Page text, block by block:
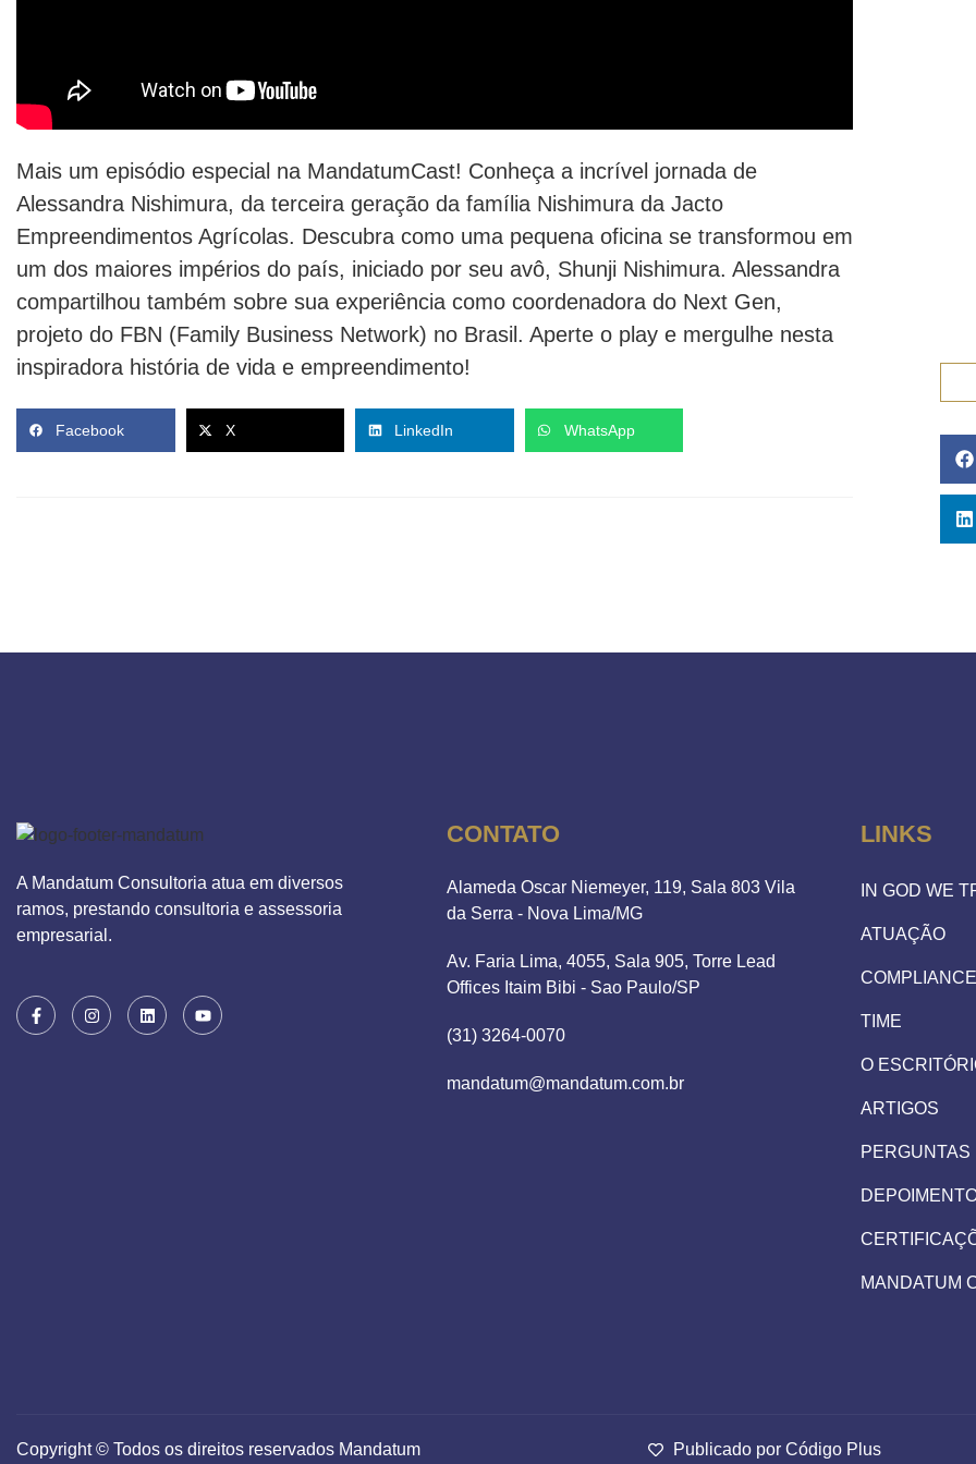
Mais um episódio especial na MandatumCast! Conheça a incrível jornada de
Alessandra Nishimura, da terceira geração da família Nishimura da Jacto
Empreendimentos Agrícolas. Descubra como uma pequena oficina se transformou em
um dos maiores impérios do país, iniciado por seu avô, Shunji Nishimura. Alessandra
compartilhou também sobre sua experiência como coordenadora do Next Gen,
projeto do FBN (Family Business Network) no Brasil. Aperte o play e mergulhe nesta
inspiradora história de vida e empreendimento!
Facebook X LinkedIn WhatsApp
A Mandatum Consultoria atua em diversos
ramos, prestando consultoria e assessoria
empresarial.
CONTATO
Alameda Oscar Niemeyer, 119, Sala 803 Vila
da Serra - Nova Lima/MG
Av. Faria Lima, 4055, Sala 905, Torre Lead
Offices Itaim Bibi - Sao Paulo/SP
(31) 3264-0070
mandatum@mandatum.com.br
LINKS
IN GOD WE
ATUAÇÃO
COMPLIANCE
TIME
O
ARTIGOS
PERGUNTAS
MANDATUM
Copyright © Todos os direitos reservados Mandatum Publicado por Código Plus